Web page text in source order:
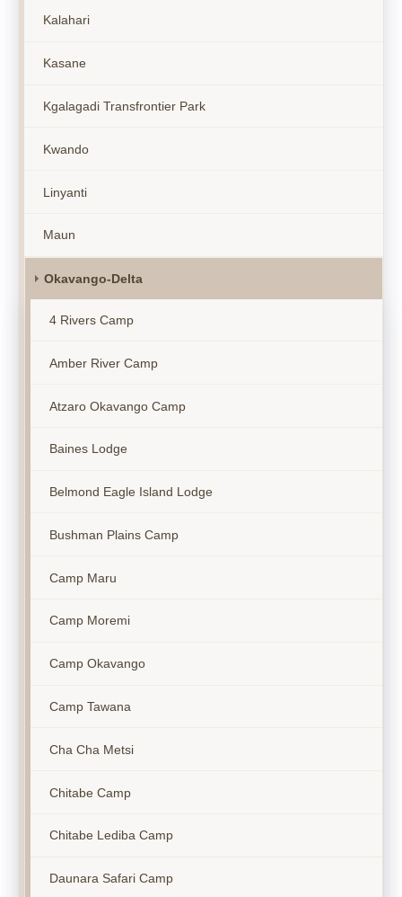
Kalahari
Kasane
Kgalagadi Transfrontier Park
Kwando
Linyanti
Maun
Okavango-Delta
4 Rivers Camp
Amber River Camp
Atzaro Okavango Camp
Baines Lodge
Belmond Eagle Island Lodge
Bushman Plains Camp
Camp Maru
Camp Moremi
Camp Okavango
Camp Tawana
Cha Cha Metsi
Chitabe Camp
Chitabe Lediba Camp
Daunara Safari Camp